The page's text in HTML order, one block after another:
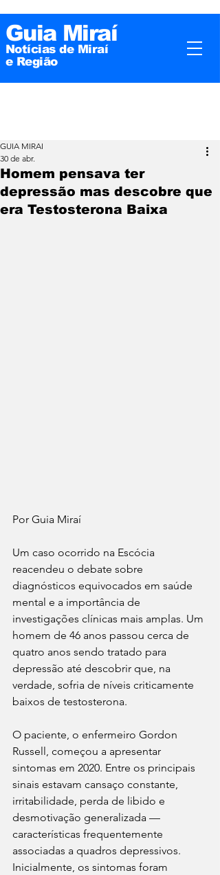
Guia Miraí
Notícias de Miraí
e Região
Homem pensava ter
depressão mas descobre que
era Testosterona Baixa
GUIA MIRAI
30 de abr.
Por Guia Miraí
Um caso ocorrido na Escócia
reacendeu o debate sobre
diagnósticos equivocados em saúde
mental e a importância de
investigações clínicas mais amplas. Um
homem de 46 anos passou cerca de
quatro anos sendo tratado para
depressão até descobrir que, na
verdade, sofria de níveis criticamente
baixos de testosterona.
O paciente, o enfermeiro Gordon
Russell, começou a apresentar
sintomas em 2020. Entre os principais
sinais estavam cansaço constante,
irritabilidade, perda de libido e
desmotivação generalizada —
características frequentemente
associadas a quadros depressivos.
Inicialmente, os sintomas foram